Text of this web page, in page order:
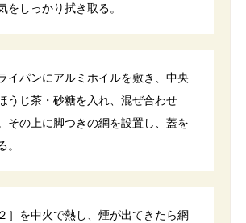
をしっかり拭き取る。
イパンにアルミホイルを敷き、中央
うじ茶・砂糖を入れ、混ぜ合わせ
その上に脚つきの網を設置し、蓋を
。
２］を中火で熱し、煙が出てきたら網